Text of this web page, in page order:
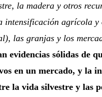
la madera y otros
intensificación agrícola y
las granjas y los
evidencias sólidas de
en un mercado, y la
la vida silvestre y las